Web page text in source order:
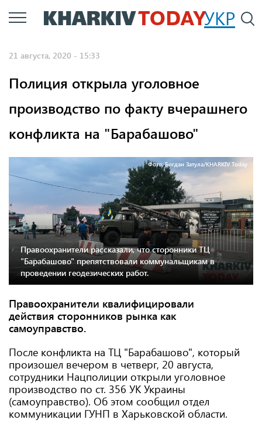
Перейти
к
УКР
21 августа, 2020 - 15:33
Полиция открыла уголовное
производство по факту вчерашнего
конфликта на "Барабашово"
Фото: Богдан Затула/KHARKIV Today
Правоохранители рассказали, что сторонники ТЦ
"Барабашово" препятствовали коммунальщикам в
проведении геодезических работ.
Правоохранители квалифицировали
действия сторонников рынка как
самоуправство.
После конфликта на ТЦ "Барабашово", который
произошел вечером в четверг, 20 августа,
сотрудники Нацполиции открыли уголовное
производство по ст. 356 УК Украины
(самоуправство). Об этом сообщил отдел
коммуникации ГУНП в Харьковской области.